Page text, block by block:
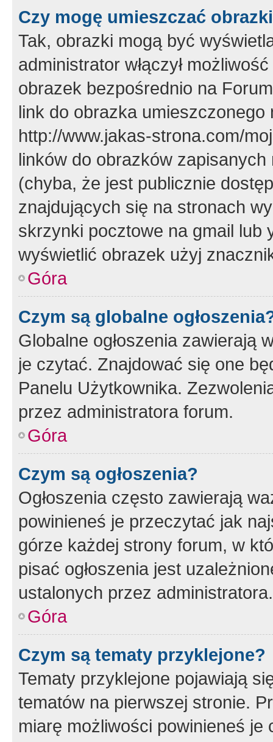
Czy mogę umieszczać
Tak, obrazki mogą być
administrator włączył
obrazek bezpośrednio na
link do obrazka
http://www.jakas-strona.com/
linków do obrazków
(chyba, że jest publicznie
znajdujących się na stronach
skrzynki pocztowe na gmail lub
wyświetlić obrazek użyj
Góra
Czym są globalne
Globalne ogłoszenia zawierają
je czytać. Znajdować się one
Panelu Użytkownika.
przez administratora forum.
Góra
Czym są ogłoszenia?
Ogłoszenia często zawierają
powinieneś je przeczytać jak
górze każdej strony forum, w
pisać ogłoszenia jest
ustalonych przez administratora.
Góra
Czym są tematy przyklejone?
Tematy przyklejone pojawiają
tematów na pierwszej stronie.
miarę możliwości powinieneś je